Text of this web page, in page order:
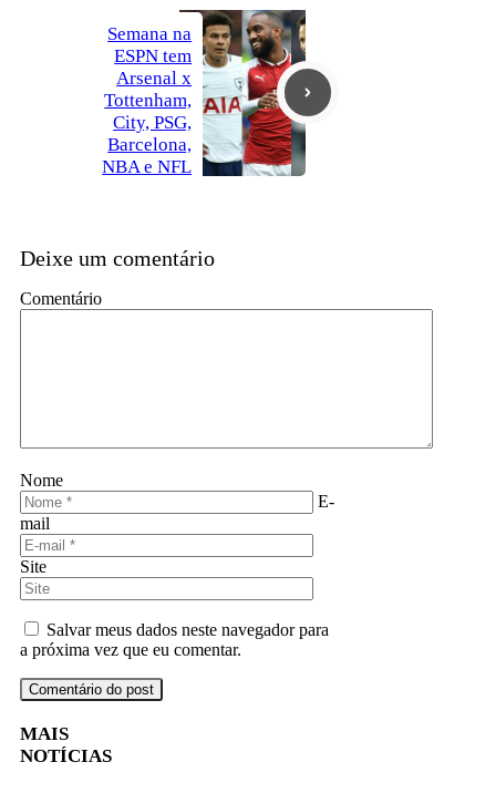
Semana na
ESPN tem
Arsenal x
Tottenham,
City, PSG,
Barcelona,
NBA e NFL
Deixe um comentário
Comentário
Nome
E-
mail
Site
Salvar meus dados neste navegador para
a próxima vez que eu comentar.
MAIS
NOTÍCIAS